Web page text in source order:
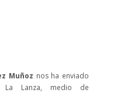
Muñoz nos ha enviado
Lanza, medio de